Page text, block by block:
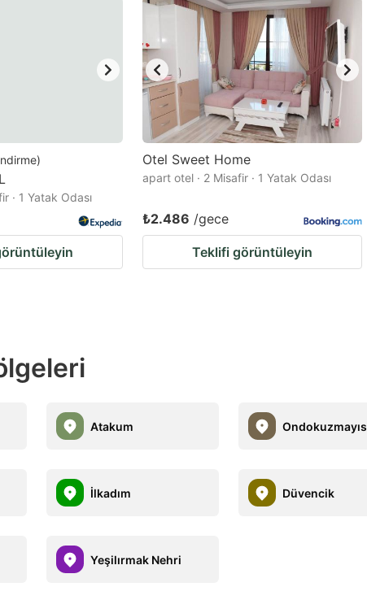
)
· 1 Yatak Odası
Otel Sweet Home
apart otel · 2 Misafir · 1 Yatak Odası
₺2.486 /gece
Teklifi görüntüleyin
Atakum Ondokuzmayıs
İlkadım Düvencik
Yeşilırmak Nehri